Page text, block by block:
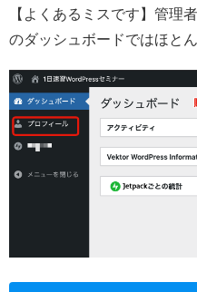
【よくあるミスです】管理
のダッシュボードではほと